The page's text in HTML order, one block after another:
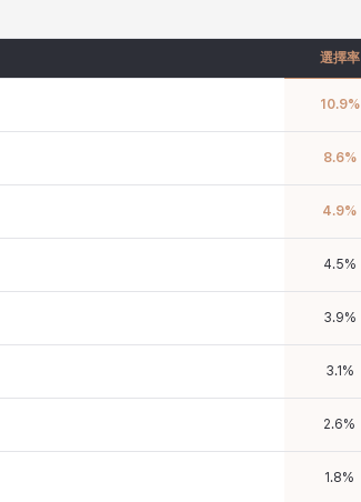
選擇率
10.9%
8.6%
4.9%
4.5%
3.9%
3.1 %
2.6%
1.8%